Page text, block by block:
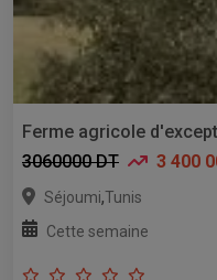
Ferme agricole
3060000 DT
3 400
Séjoumi,Tunis
Cette semaine